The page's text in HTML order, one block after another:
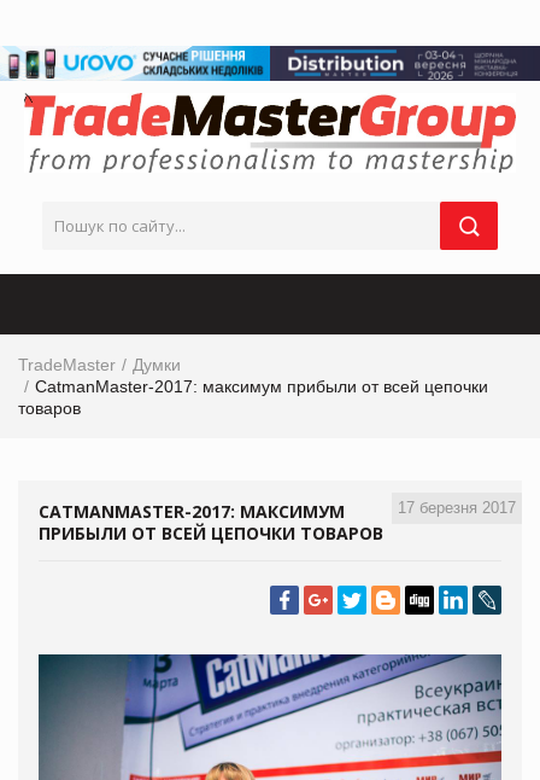
TradeMaster
Думки
CatmanMaster-2017: максимум прибыли от всей цепочки
товаров
17 березня 2017
CATMANMASTER-2017: МАКСИМУМ
ПРИБЫЛИ ОТ ВСЕЙ ЦЕПОЧКИ ТОВАРОВ